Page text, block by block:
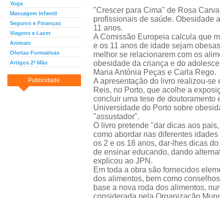
Yoga
Massagem Infantil
Seguros e Finanças
Viagens e Lazer
Animais
Ofertas Formativas
Artigos 2ª Mão
Publicidade
"Crescer para Cima" de Rosa
profissionais de saúde. Obesidade
11 anos.
A Comissão Europeia calcula que
e os 11 anos de idade sejam
melhor se relacionarem com os
obesidade da criança e do
Maria Antónia Peças e Carla Rego.
A apresentação do livro realizou-
Reis, no Porto, que acolhe a
concluir uma tese de
Universidade do Porto sobre
"assustador".
O livro pretende "dar dicas aos
como abordar nas diferentes
os 2 e os 18 anos, dar-lhes dicas
de ensinar educando, dando
explicou ao JPN.
Em toda a obra são fornecidos
dos alimentos, bem como
base a nova roda dos alimentos,
considerada pela Organização